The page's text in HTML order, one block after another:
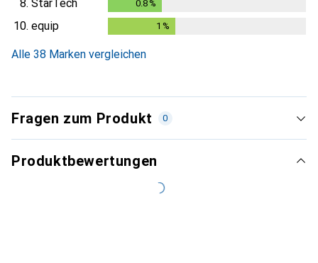
8. StarTech 0.8%
10. equip 1 %
Alle 38 Marken vergleichen
Fragen zum Produkt 0
Produktbewertungen